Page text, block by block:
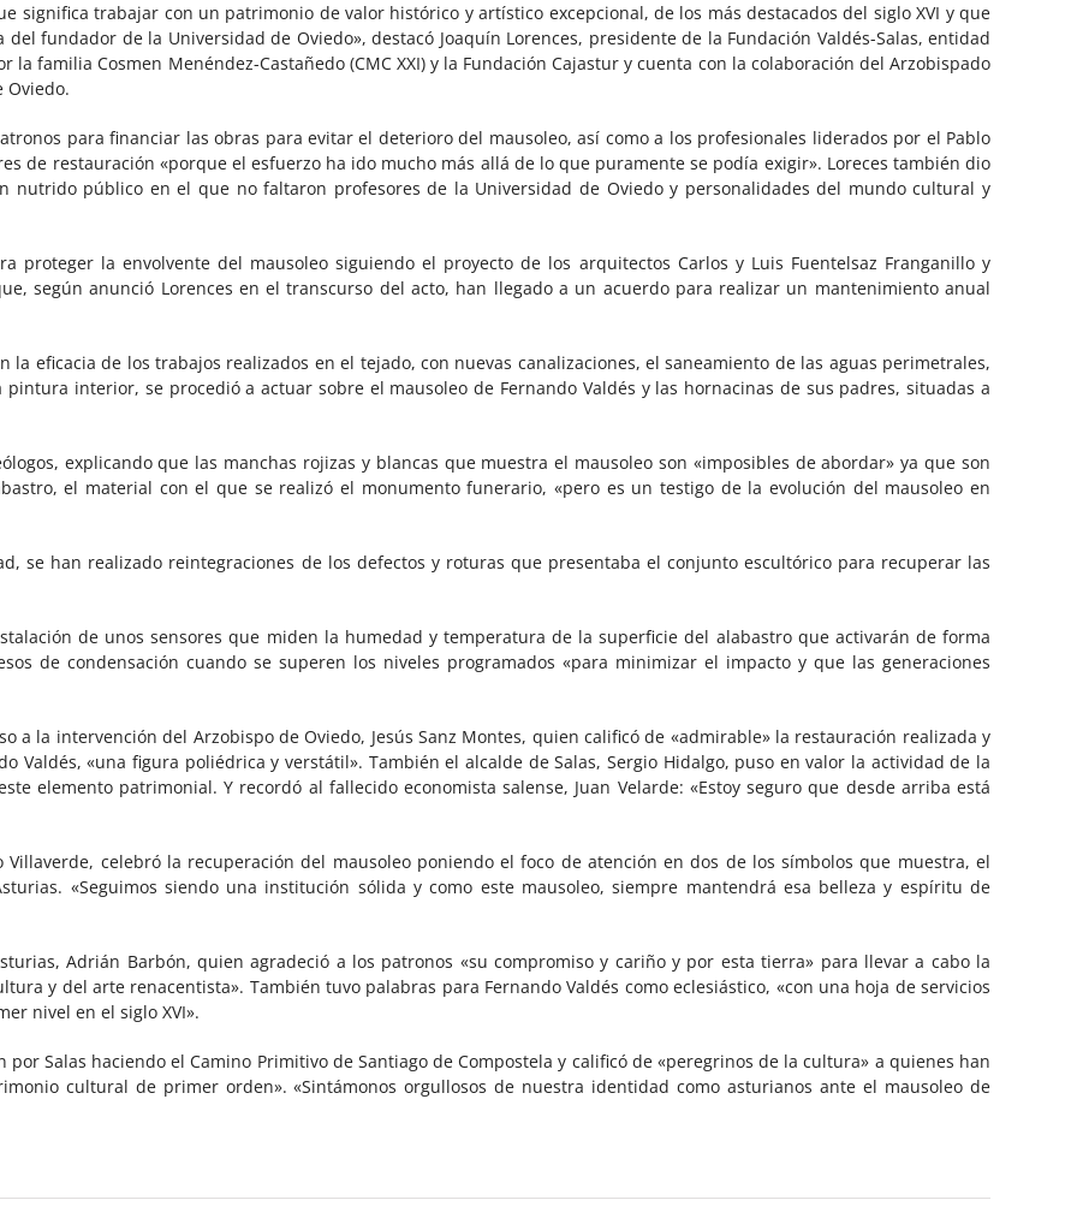
significa trabajar con un patrimonio de valor histórico y artístico excepcional, de los más destacados del siglo XVI y que
fundador de la Universidad de Oviedo», destacó Joaquín Lorences, presidente de la Fundación Valdés-Salas, entidad
familia Cosmen Menéndez-Castañedo (CMC XXI) y la Fundación Cajastur y cuenta con la colaboración del Arzobispado
Oviedo.
para financiar las obras para evitar el deterioro del mausoleo, así como a los profesionales liderados por el Pablo
de restauración «porque el esfuerzo ha ido mucho más allá de lo que puramente se podía exigir». Loreces también dio
nutrido público en el que no faltaron profesores de la Universidad de Oviedo y personalidades del mundo cultural y
proteger la envolvente del mausoleo siguiendo el proyecto de los arquitectos Carlos y Luis Fuentelsaz Franganillo y
según anunció Lorences en el transcurso del acto, han llegado a un acuerdo para realizar un mantenimiento anual
eficacia de los trabajos realizados en el tejado, con nuevas canalizaciones, el saneamiento de las aguas perimetrales,
interior, se procedió a actuar sobre el mausoleo de Fernando Valdés y las hornacinas de sus padres, situadas a
explicando que las manchas rojizas y blancas que muestra el mausoleo son «imposibles de abordar» ya que son
el material con el que se realizó el monumento funerario, «pero es un testigo de la evolución del mausoleo en
se han realizado reintegraciones de los defectos y roturas que presentaba el conjunto escultórico para recuperar las
de unos sensores que miden la humedad y temperatura de la superficie del alabastro que activarán de forma
de condensación cuando se superen los niveles programados «para minimizar el impacto y que las generaciones
a la intervención del Arzobispo de Oviedo, Jesús Sanz Montes, quien calificó de «admirable» la restauración realizada y
Valdés, «una figura poliédrica y verstátil». También el alcalde de Salas, Sergio Hidalgo, puso en valor la actividad de la
elemento patrimonial. Y recordó al fallecido economista salense, Juan Velarde: «Estoy seguro que desde arriba está
celebró la recuperación del mausoleo poniendo el foco de atención en dos de los símbolos que muestra, el
«Seguimos siendo una institución sólida y como este mausoleo, siempre mantendrá esa belleza y espíritu de
Adrián Barbón, quien agradeció a los patronos «su compromiso y cariño y por esta tierra» para llevar a cabo la
y del arte renacentista». También tuvo palabras para Fernando Valdés como eclesiástico, «con una hoja de servicios
nivel en el siglo XVI».
Salas haciendo el Camino Primitivo de Santiago de Compostela y calificó de «peregrinos de la cultura» a quienes han
cultural de primer orden». «Sintámonos orgullosos de nuestra identidad como asturianos ante el mausoleo de